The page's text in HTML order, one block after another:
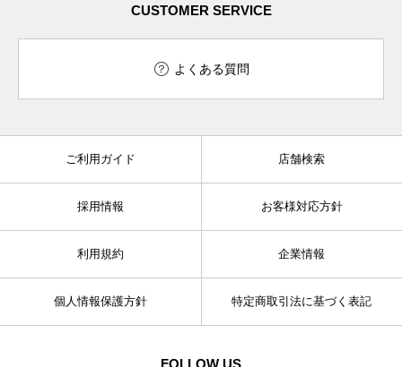
CUSTOMER SERVICE
よくある質問
ご利用ガイド 店舗検索
採用情報 お客様対応方針
利用規約 企業情報
個人情報保護方針 特定商取引法に基づく表記